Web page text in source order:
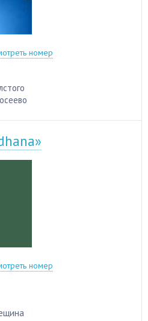
289-35-75
номер
700-55-95
номер